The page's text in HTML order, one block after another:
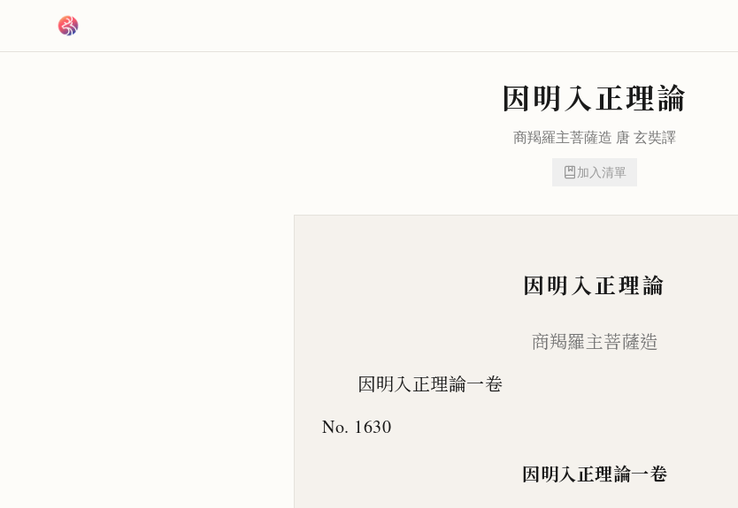
因明入正理論
商羯羅主菩薩造 唐玄奘譯
加入清單
因明入正理論
商羯羅主菩薩造
因明入正理論一卷
No. 1630
因明入正理論一卷